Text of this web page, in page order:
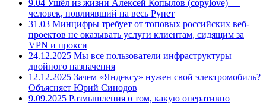
9.04 Ушёл из жизни Алексей Копылов (copylove) —
человек, повлиявший на весь Рунет
31.03 Минцифры требует от топовых российских веб-
проектов не оказывать услуги клиентам, сидящим за
VPN и прокси
24.12.2025 Мы все пользователи инфраструктуры
двойного назначения
12.12.2025 Зачем «Яндексу» нужен свой электромобиль?
Объясняет Юрий Синодов
9.09.2025 Размышления о том, какую оперативно